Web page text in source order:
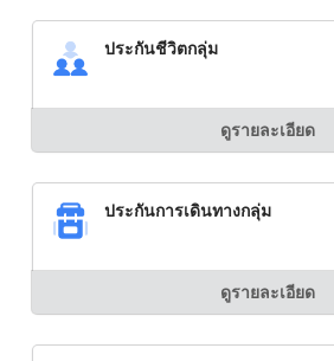
ประกันชีวิตกลุ่ม
ดูรายละเอียด
ประกันการเดินทางกลุ่ม
ดูรายละเอียด